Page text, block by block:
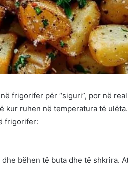
frigorifer për “siguri”, por në
kur ruhen në temperatura të
frigorifer:
bëhen të buta dhe të shkrira.